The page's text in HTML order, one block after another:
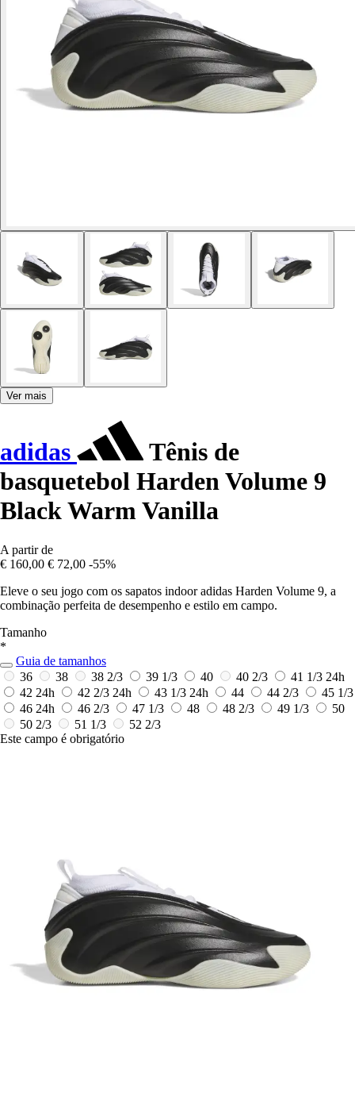
Ver mais
adidas
Tênis de
basquetebol Harden Volume 9
Black Warm Vanilla
A partir de
€ 160,00 € 72,00 -55%
Eleve o seu jogo com os sapatos indoor adidas Harden Volume 9, a
combinação perfeita de desempenho e estilo em campo.
Tamanho
*
Guia de tamanhos
36
38 38 2/3 39 1/3 40 40 2/3 41 1/3 24h
42 24h 42 2/3 24h 43 1/3 24h 44 44 2/3
45 1/3
46 24h 46 2/3 47 1/3 48 48 2/3 49 1/3
50
50 2/3
51 1/3
52 2/3
Este campo é obrigatório